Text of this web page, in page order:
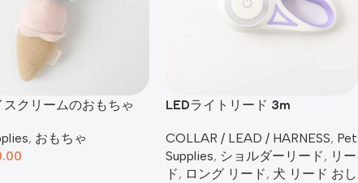
クリームのおもちゃ
, おもちゃ
LEDライトリード 3m
COLLAR / LEAD / HARNESS, Pet
Supplies, ショルダーリード, リー
ド, ロング リード, 犬 リード おし